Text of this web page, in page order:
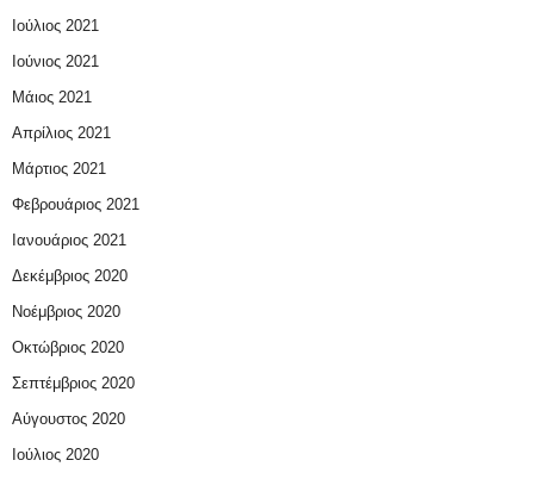
Ιούλιος 2021
Ιούνιος 2021
Μάιος 2021
Απρίλιος 2021
Μάρτιος 2021
Φεβρουάριος 2021
Ιανουάριος 2021
Δεκέμβριος 2020
Νοέμβριος 2020
Οκτώβριος 2020
Σεπτέμβριος 2020
Αύγουστος 2020
Ιούλιος 2020